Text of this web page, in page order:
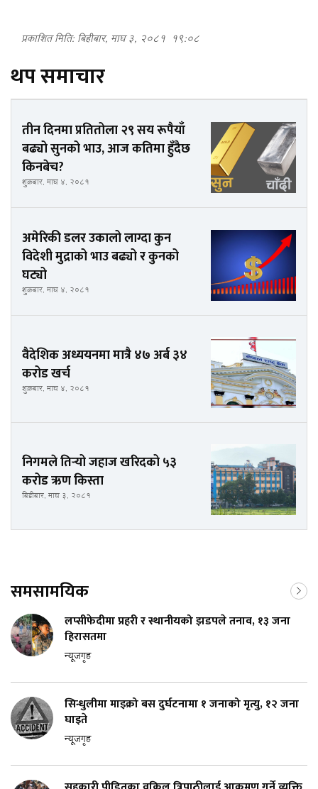
प्रकाशित मिति: बिहीबार, माघ ३, २०८१ १९:०८
थप समाचार
तीन दिनमा प्रतितोला २९ सय रूपैयाँ
बढ्यो सुनको भाउ, आज कतिमा हुँदैछ
किनबेच?
शुक्रबार, माघ ४, २०८१
अमेरिकी डलर उकालो लाग्दा कुन
विदेशी मुद्राको भाउ बढ्यो र कुनको
घट्यो
शुक्रबार, माघ ४, २०८१
वैदेशिक अध्ययनमा मात्रै ४७ अर्ब ३४
करोड खर्च
शुक्रबार, माघ ४, २०८१
निगमले तिर्‍यो जहाज खरिदको ५३
करोड ऋण किस्ता
बिहीबार, माघ ३, २०८१
समसामयिक
लप्सीफेदीमा प्रहरी र स्थानीयको झडपले तनाव, १३ जना
हिरासतमा
न्यूजगृह
सिन्धुलीमा माइक्रो बस दुर्घटनामा १ जनाको मृत्यु, १२ जना
घाइते
न्यूजगृह